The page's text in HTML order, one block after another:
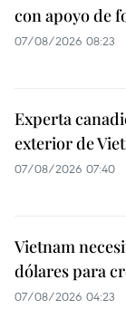
con apoyo de
07/08/2026 08:23
Experta
exterior de
07/08/2026 07:40
Vietnam
dólares para
07/08/2026 04:23